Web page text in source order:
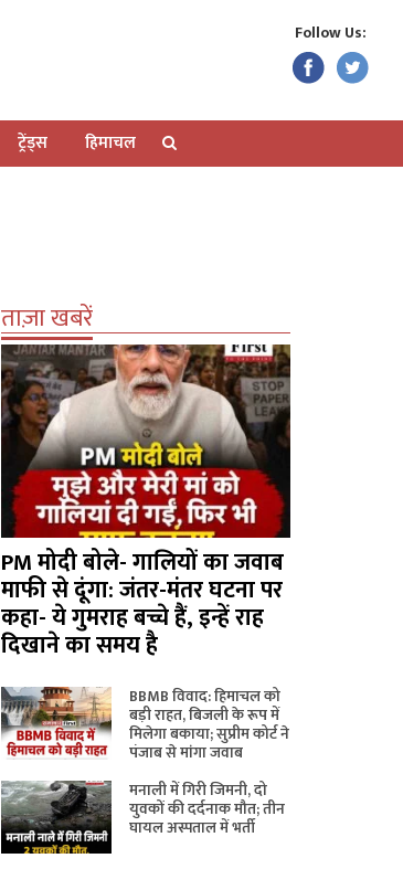
Follow Us:
ट्रेंड्स हिमाचल
ताज़ा खबरें
PM मोदी बोले- गालियों का जवाब
माफी से दूंगा: जंतर-मंतर घटना पर
कहा- ये गुमराह बच्चे हैं, इन्हें राह
दिखाने का समय है
BBMB विवाद: हिमाचल को
बड़ी राहत, बिजली के रूप में
मिलेगा बकाया; सुप्रीम कोर्ट ने
पंजाब से मांगा जवाब
मनाली में गिरी जिमनी, दो
युवकों की दर्दनाक मौत; तीन
घायल अस्पताल में भर्ती